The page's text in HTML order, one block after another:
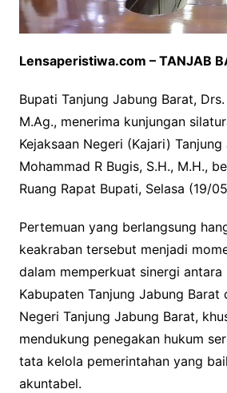
Lensaperistiwa.com – TANJAB
Bupati Tanjung Jabung Barat,
M.Ag., menerima kunjungan
Kejaksaan Negeri (Kajari)
Mohammad R Bugis, S.H., M.H.,
Ruang Rapat Bupati, Selasa (19/
Pertemuan yang berlangsung
keakraban tersebut menjadi
dalam memperkuat sinergi antara
Kabupaten Tanjung Jabung Barat
Negeri Tanjung Jabung Barat,
mendukung penegakan hukum
tata kelola pemerintahan yang
akuntabel.